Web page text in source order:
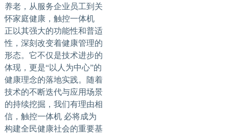
养老，从服务企业员工到关
怀家庭健康，触控一体机
正以其强大的功能性和普适
性，深刻改变着健康管理的
形态。它不仅是技术进步的
体现，更是“以人为中心”的
健康理念的落地实践。随着
技术的不断迭代与应用场景
的持续挖掘，我们有理由相
信，触控一体机 必将成为
构建全民健康社会的重要基